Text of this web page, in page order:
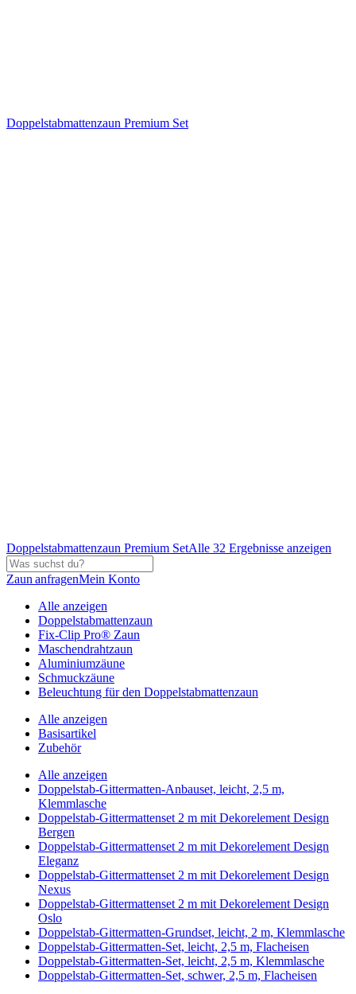
Doppelstabmattenzaun Premium Set
Doppelstabmattenzaun Premium SetAlle 32 Ergebnisse anzeigen
Zaun anfragenMein Konto
Alle anzeigen
Doppelstabmattenzaun
Fix-Clip Pro® Zaun
Maschendrahtzaun
Aluminiumzäune
Schmuckzäune
Beleuchtung für den Doppelstabmattenzaun
Alle anzeigen
Basisartikel
Zubehör
Alle anzeigen
Doppelstab-Gittermatten-Anbauset, leicht, 2,5 m,
Klemmlasche
Doppelstab-Gittermattenset 2 m mit Dekorelement Design
Bergen
Doppelstab-Gittermattenset 2 m mit Dekorelement Design
Eleganz
Doppelstab-Gittermattenset 2 m mit Dekorelement Design
Nexus
Doppelstab-Gittermattenset 2 m mit Dekorelement Design
Oslo
Doppelstab-Gittermatten-Grundset, leicht, 2 m, Klemmlasche
Doppelstab-Gittermatten-Set, leicht, 2,5 m, Flacheisen
Doppelstab-Gittermatten-Set, leicht, 2,5 m, Klemmlasche
Doppelstab-Gittermatten-Set, schwer, 2,5 m, Flacheisen